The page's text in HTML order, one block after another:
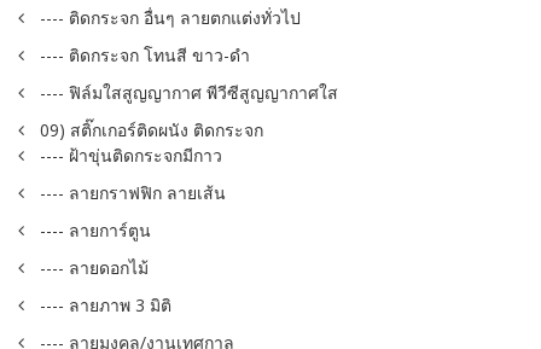
---- ติดกระจก อื่นๆ ลายตกแต่งทั่วไป
---- ติดกระจก โทนสี ขาว-ดำ
---- ฟิล์มใสสูญญากาศ พีวีซีสูญญากาศใส
09) สติ๊กเกอร์ติดผนัง ติดกระจก
---- ฝ้าขุ่นติดกระจกมีกาว
---- ลายกราฟฟิก ลายเส้น
---- ลายการ์ตูน
---- ลายดอกไม้
---- ลายภาพ 3 มิติ
---- ลายมงคล/งานเทศกาล